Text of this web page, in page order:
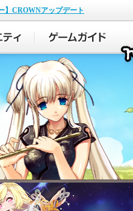
】CROWNアップデート